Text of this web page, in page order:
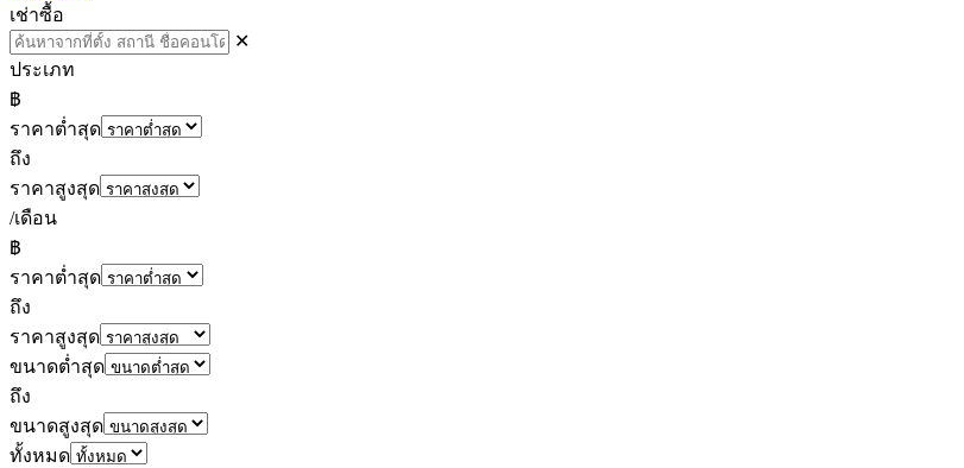
เช่าซื้อ
✕
ประเภท
฿
ราคาต่ำสุด
ถึง
ราคาสูงสุด
/เดือน
฿
ราคาต่ำสุด
ถึง
ราคาสูงสุด
ขนาดต่ำสุด
ถึง
ขนาดสูงสุด
ทั้งหมด